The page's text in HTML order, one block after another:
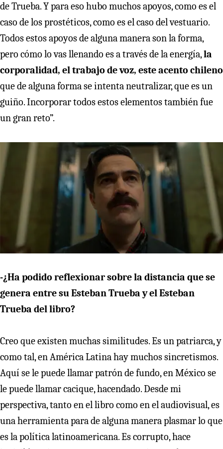
de Trueba. Y para eso hubo muchos apoyos, como es el
caso de los prostéticos, como es el caso del vestuario.
Todos estos apoyos de alguna manera son la forma,
pero cómo lo vas llenando es a través de la energía,la
corporalidad, el trabajo de voz, este acento chileno
que de alguna forma se intenta neutralizar, que es un
guiño. Incorporar todos estos elementos también fue
un gran reto”.
-¿Ha podido reflexionar sobre la distancia que se
genera entre su Esteban Trueba y el Esteban
Trueba del libro?
Creo que existen muchas similitudes. Es un patriarca, y
como tal, en América Latina hay muchos sincretismos.
Aquí se le puede llamar patrón de fundo, en México se
le puede llamar cacique, hacendado. Desde mi
perspectiva, tanto en el libro como en el audiovisual, es
una herramienta para de alguna manera plasmar lo que
es la política latinoamericana. Es corrupto, hace